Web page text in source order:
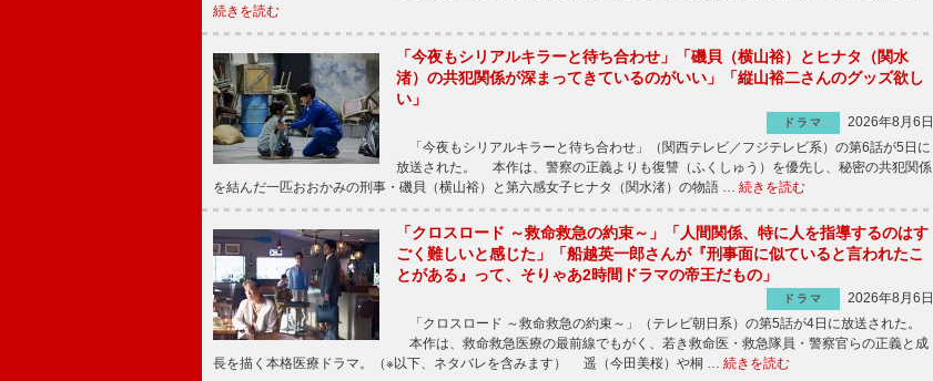
続きを読む
「今夜もシリアルキラーと待ち合わせ」「磯貝（横山裕）とヒナタ（関水
渚）の共犯関係が深まってきているのがいい」「縦山裕二さんのグッズ欲し
い」
ドラマ
2026年8月6日
「今夜もシリアルキラーと待ち合わせ」（関西テレビ／フジテレビ系）の第6話が5日に
放送された。 本作は、警察の正義よりも復讐（ふくしゅう）を優先し、秘密の共犯関係
を結んだ一匹おおかみの刑事・磯貝（横山裕）と第六感女子ヒナタ（関水渚）の物語 … 続きを読む
「クロスロード ～救命救急の約束～」「人間関係、特に人を指導するのはす
ごく難しいと感じた」「船越英一郎さんが『刑事面に似ていると言われたこ
とがある』って、そりゃあ2時間ドラマの帝王だもの」
ドラマ
2026年8月6日
「クロスロード ～救命救急の約束～」（テレビ朝日系）の第5話が4日に放送された。
本作は、救命救急医療の最前線でもがく、若き救命医・救急隊員・警察官らの正義と成
長を描く本格医療ドラマ。（※以下、ネタバレを含みます） 遥（今田美桜）や桐 … 続きを読む